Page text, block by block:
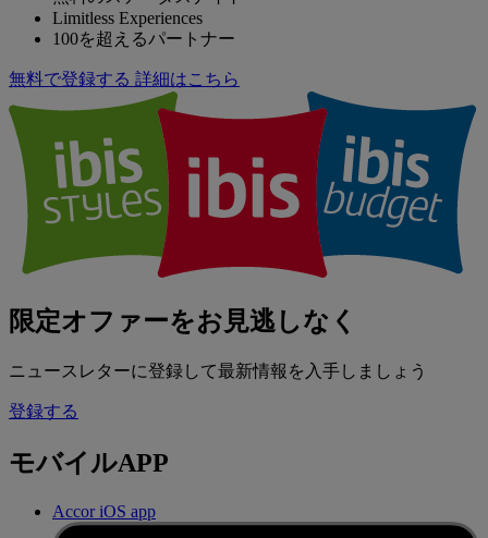
Limitless Experiences
100を超えるパートナー
無料で登録する 詳細はこちら
限定オファーをお見逃しなく
ニュースレターに登録して最新情報を入手しましょう
登録する
モバイルAPP
Accor iOS app